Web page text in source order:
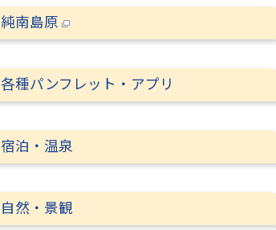
純南島原
各種パンフレット・アプリ
宿泊・温泉
自然・景観